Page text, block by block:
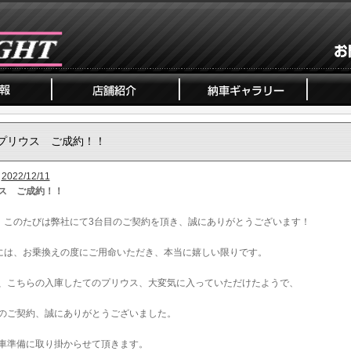
リウス ご成約！！
2022/12/11
ご成約！！
このたびは弊社にて3台目のご契約を頂き、誠にありがとうございます！
は、お乗換えの度にご用命いただき、本当に嬉しい限りです。
こちらの入庫したてのプリウス、大変気に入っていただけたようで、
ご契約、誠にありがとうございました。
準備に取り掛からせて頂きます。